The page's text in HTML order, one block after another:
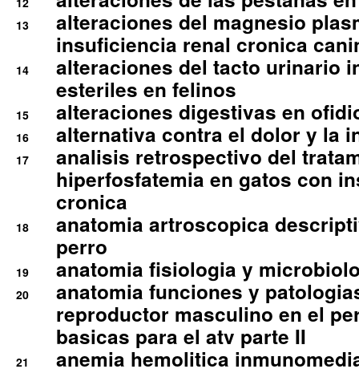
13
alteraciones del magnesio
insuficiencia renal cronica
14
alteraciones del tacto urinario
esteriles en felinos
15 alteraciones digestivas en
16 alternativa contra el dolor y la
17
analisis retrospectivo del
hiperfosfatemia en gatos con
cronica
18
anatomia artroscopica
perro
19 anatomia fisiologia y
20
anatomia funciones y
reproductor masculino en el
basicas para el atv parte II
21
anemia hemolitica